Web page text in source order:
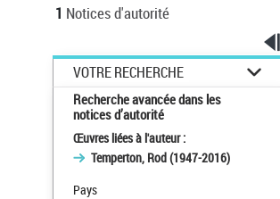
1 Notices d'autorité
VOTRE RECHERCHE
Recherche avancée dans les
notices d’autorité
Œuvres liées à l'auteur :
Temperton, Rod (1947-2016)
Pays